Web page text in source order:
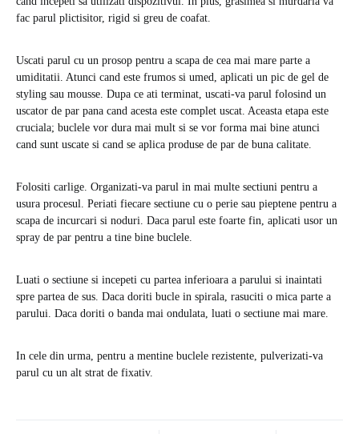
fac parul plictisitor, rigid si greu de coafat.
Uscati parul cu un prosop pentru a scapa de cea mai mare parte a
umiditatii. Atunci cand este frumos si umed, aplicati un pic de gel de
styling sau mousse. Dupa ce ati terminat, uscati-va parul folosind un
uscator de par pana cand acesta este complet uscat. Aceasta etapa este
cruciala; buclele vor dura mai mult si se vor forma mai bine atunci
cand sunt uscate si cand se aplica produse de par de buna calitate.
Folositi carlige. Organizati-va parul in mai multe sectiuni pentru a
usura procesul. Periati fiecare sectiune cu o perie sau pieptene pentru a
scapa de incurcari si noduri. Daca parul este foarte fin, aplicati usor un
spray de par pentru a tine bine buclele.
Luati o sectiune si incepeti cu partea inferioara a parului si inaintati
spre partea de sus. Daca doriti bucle in spirala, rasuciti o mica parte a
parului. Daca doriti o banda mai ondulata, luati o sectiune mai mare.
In cele din urma, pentru a mentine buclele rezistente, pulverizati-va
parul cu un alt strat de fixativ.